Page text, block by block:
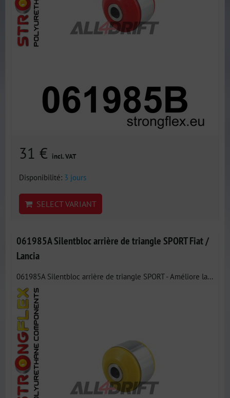
31 € incl. VAT
Disponibilité: 3 jours
SELECT VARIANT
061985A Silentbloc arrière de triangle SPORT Fiat /
Lancia
061985A Silentbloc arrière de triangle SPORT - Améliore la...